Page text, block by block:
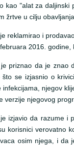
kao "alat za daljinski
žrtve u cilju
reklamirao i
2016. godine,
je priznao da je znao
što se izjasnio o
infekcijama, njegov
verzije njegovog
je izjavio da razume i
korisnici verovatno
osim njega, i da